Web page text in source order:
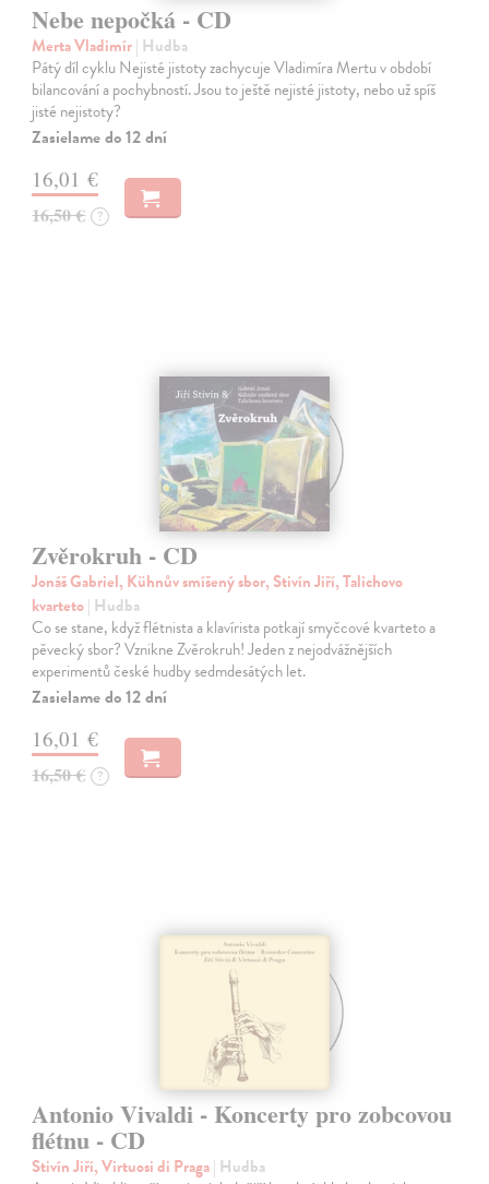
Nebe nepočká - CD
Merta Vladimír| Hudba
Pátý díl cyklu Nejisté jistoty zachycuje Vladimíra Mertu v období
bilancování a pochybností. Jsou to ještě nejisté jistoty, nebo už spíš
jisté nejistoty?
Zasielame do 12 dní
16,01 €
16,50 € ?
Zvěrokruh - CD
Jonáš Gabriel, Kühnův smíšený sbor, Stivín Jiří, Talichovo
kvarteto| Hudba
Co se stane, když flétnista a klavírista potkají smyčcové kvarteto a
pěvecký sbor? Vznikne Zvěrokruh! Jeden z nejodvážnějších
experimentů české hudby sedmdesátých let.
Zasielame do 12 dní
16,01 €
16,50 € ?
Antonio Vivaldi - Koncerty pro zobcovou
flétnu - CD
Stivín Jiří, Virtuosi di Praga| Hudba